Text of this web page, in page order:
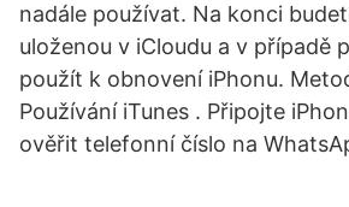
nadále používat. Na konci
uloženou v iCloudu a v případě
použít k obnovení iPhonu.
Používání iTunes . Připojte
ověřit telefonní číslo na